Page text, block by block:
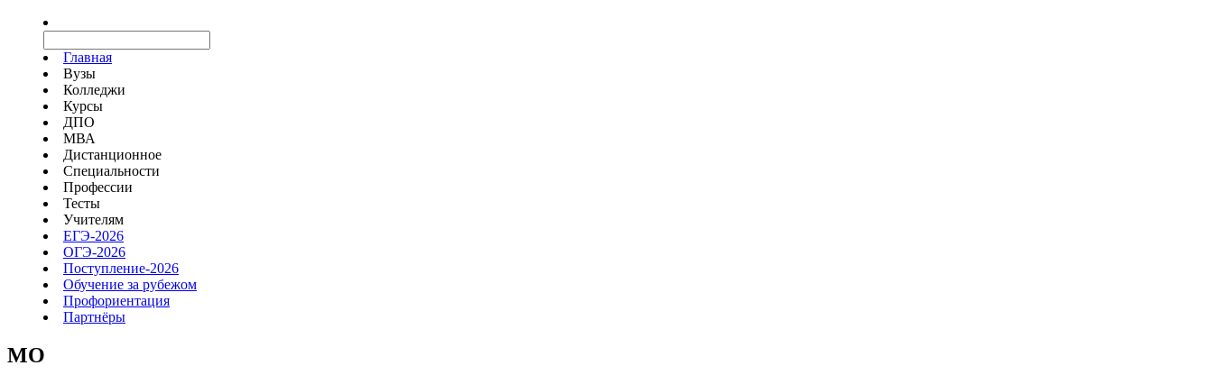
Главная
Вузы
Колледжи
Курсы
ДПО
МВА
Дистанционное
Специальности
Профессии
Тесты
Учителям
ЕГЭ-2026
ОГЭ-2026
Поступление-2026
Обучение за рубежом
Профориентация
Партнёры
MO